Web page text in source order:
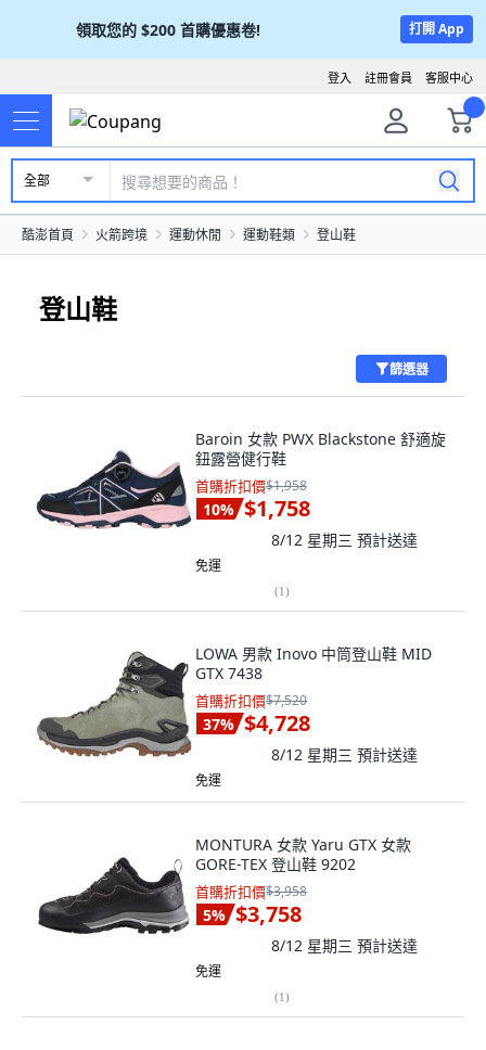
領取您的 $200 首購優惠卷! 打開 App
客服中心
註冊會員
登入
全部
酷澎首頁 火箭跨境 運動休閒 運動鞋類 登山鞋
登山鞋
篩選器
Baroin 女款 PWX Blackstone 舒適旋
鈕露營健行鞋
首購折扣價$1,958
10% $1,758
8/12 星期三 預計送達
免運
(1)
LOWA 男款 Inovo 中筒登山鞋 MID
GTX 7438
首購折扣價$7,520
37% $4,728
8/12 星期三 預計送達
免運
MONTURA 女款 Yaru GTX 女款
GORE-TEX 登山鞋 9202
首購折扣價$3,958
5% $3,758
8/12 星期三 預計送達
免運
(1)